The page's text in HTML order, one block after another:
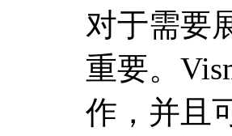
对于需要
重要。
作，并且